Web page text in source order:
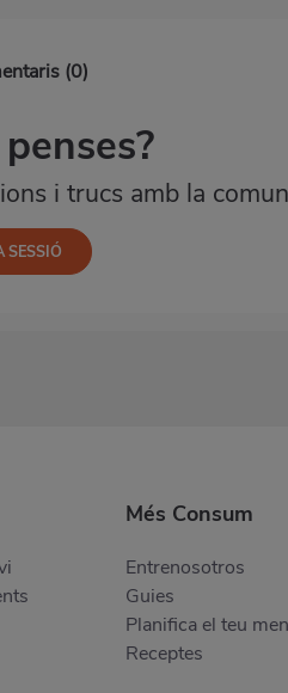
(0)
i trucs amb la
Més Consum
Entrenosotros
Guies
Planifica el teu
Receptes